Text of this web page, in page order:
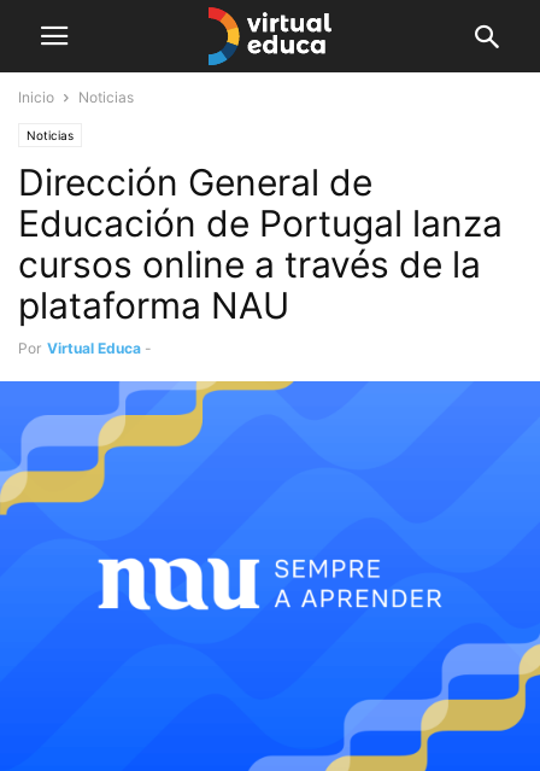
Inicio Noticias
Noticias
Dirección General de
Educación de Portugal lanza
cursos online a través de la
plataforma NAU
Por Virtual Educa -